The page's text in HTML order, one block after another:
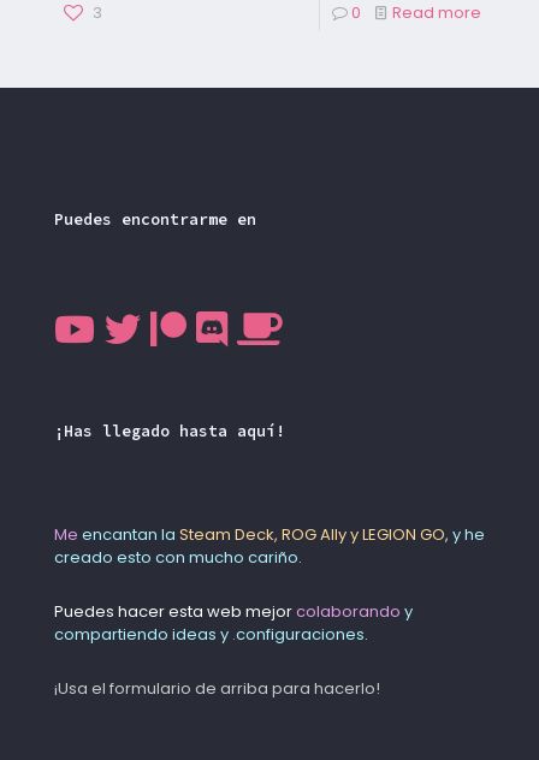
3 0 Read more
Puedes encontrarme en
¡Has llegado hasta aquí!
Me encantan la Steam Deck, ROG Ally y LEGION GO, y he
creado esto con mucho cariño.
Puedes hacer esta web mejorcolaborando y
compartiendo ideas y .configuraciones.
¡Usa el formulario de arriba para hacerlo!